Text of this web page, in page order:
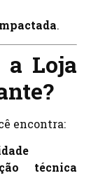
.
a Loja
encontra:
técnica